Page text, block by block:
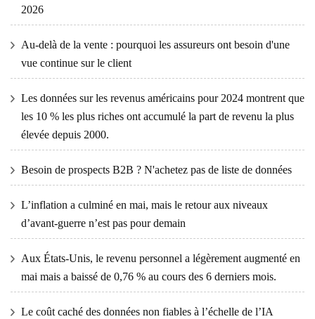
2026
Au-delà de la vente : pourquoi les assureurs ont besoin d'une
vue continue sur le client
Les données sur les revenus américains pour 2024 montrent que
les 10 % les plus riches ont accumulé la part de revenu la plus
élevée depuis 2000.
Besoin de prospects B2B ? N'achetez pas de liste de données
L’inflation a culminé en mai, mais le retour aux niveaux
d’avant-guerre n’est pas pour demain
Aux États-Unis, le revenu personnel a légèrement augmenté en
mai mais a baissé de 0,76 % au cours des 6 derniers mois.
Le coût caché des données non fiables à l’échelle de l’IA